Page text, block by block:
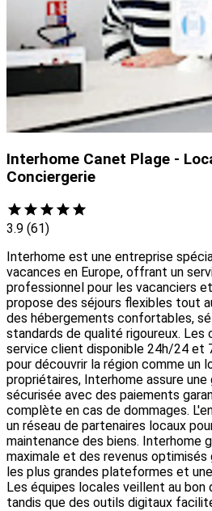
Interhome Canet Plage -
Conciergerie
3.9 (61)
Interhome est une entreprise
vacances en Europe, offrant un
professionnel pour les vacanciers
propose des séjours flexibles tout
des hébergements confortables,
standards de qualité rigoureux.
service client disponible 24h/24 et
pour découvrir la région comme un
propriétaires, Interhome assure
sécurisée avec des paiements
complète en cas de dommages.
un réseau de partenaires locaux
maintenance des biens. Interhome
maximale et des revenus optimisés
les plus grandes plateformes et
Les équipes locales veillent au bon
tandis que des outils digitaux